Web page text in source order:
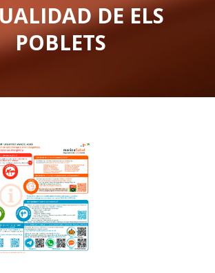
DE ELS
POBLETS